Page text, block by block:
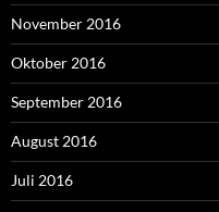
November 2016
Oktober 2016
September 2016
August 2016
Juli 2016